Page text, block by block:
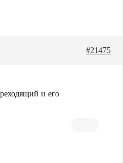
#21475
и его